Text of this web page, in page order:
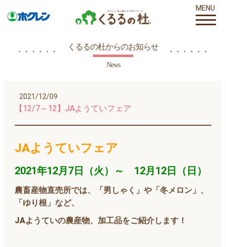
MENU
くるるの杜からのお知らせ
News
2021/12/09
【12/7～12】JAようていフェア
JAようていフェア
2021年12月7日（火）～ 12月12日（日）
農畜産物直売所では、 「男しゃく」 や「冬メロン」、
「ゆり根」 など、
JAようていの農産物、加工品をご紹介します！